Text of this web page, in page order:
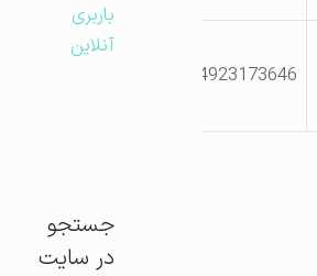
4923173646
جلفا -هادیشهر
دهستان ارسی
باربری
آنلاین
جستجو
در سایت